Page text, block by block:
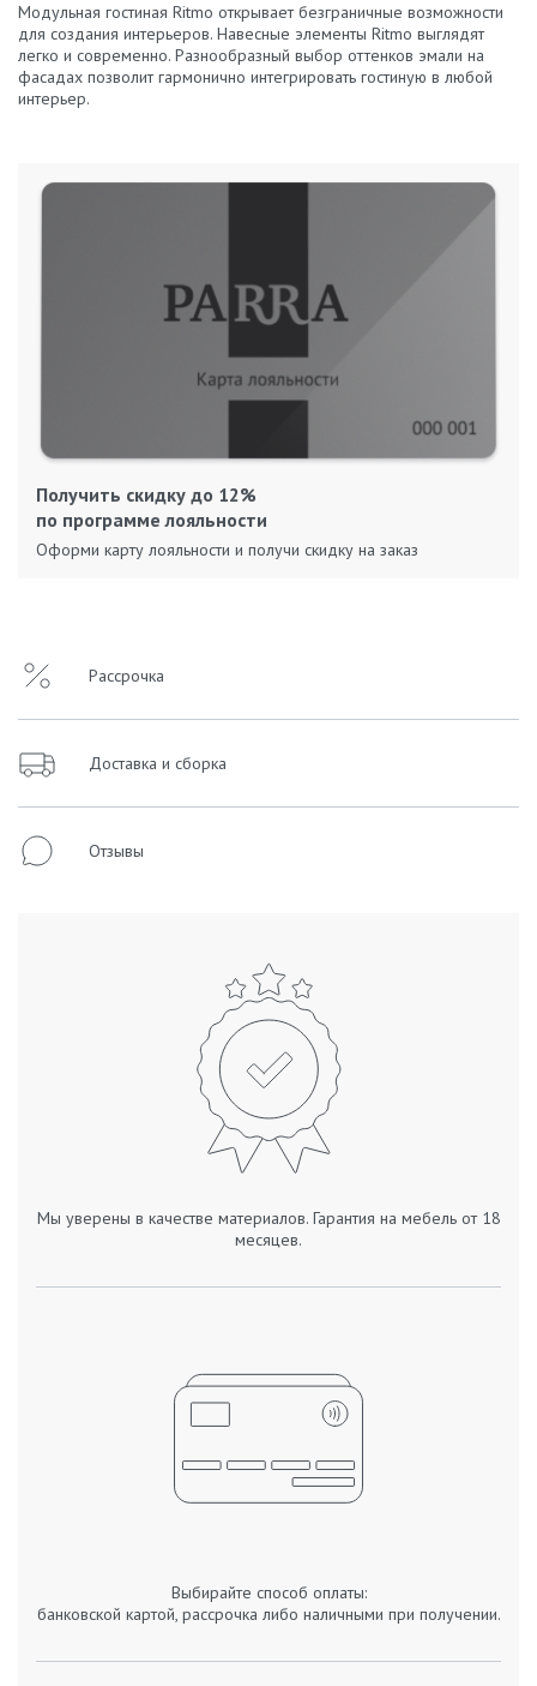
Модульная гостиная Ritmo открывает безграничные возможности
для создания интерьеров. Навесные элементы Ritmo выглядят
легко и современно. Разнообразный выбор оттенков эмали на
фасадах позволит гармонично интегрировать гостиную в любой
интерьер.
Получить скидку до 12%
по программе лояльности
Оформи карту лояльности и получи скидку на заказ
Рассрочка
Доставка и сборка
Отзывы
Мы уверены в качестве материалов. Гарантия на мебель от 18
месяцев.
Выбирайте способ оплаты:
банковской картой, рассрочка либо наличными при получении.